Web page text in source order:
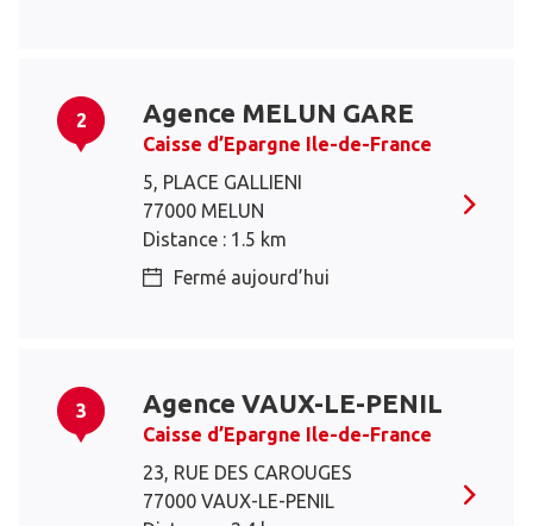
2 Agence MELUN GARE
Caisse d’Epargne Ile-de-France
5, PLACE GALLIENI
77000 MELUN
Distance : 1.5 km
Fermé aujourd’hui
3 Agence VAUX-LE-PENIL
Caisse d’Epargne Ile-de-France
23, RUE DES CAROUGES
77000 VAUX-LE-PENIL